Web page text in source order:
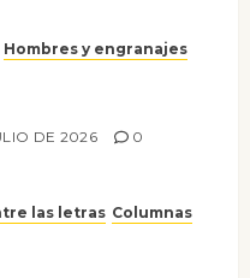
Hombres y engranajes
DE 2026 0
las letras Columnas